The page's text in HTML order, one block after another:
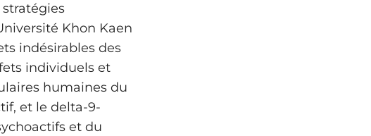
Khon Kaen
indésirables des
individuels et
humaines du
et le delta-9-
et du